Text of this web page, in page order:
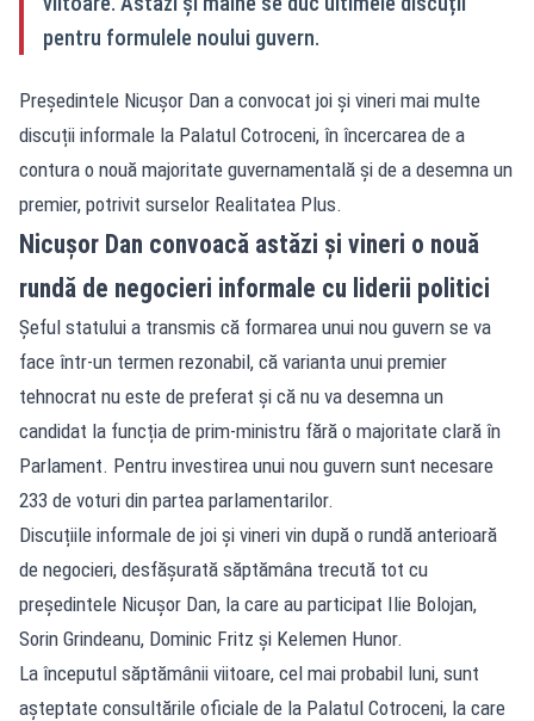
pentru formulele noului guvern.
Președintele Nicușor Dan a convocat joi și vineri mai multe
discuții informale la Palatul Cotroceni, în încercarea de a
contura o nouă majoritate guvernamentală și de a desemna un
premier, potrivit surselor Realitatea Plus.
Nicușor Dan convoacă astăzi și vineri o nouă
rundă de negocieri informale cu liderii politici
Șeful statului a transmis că formarea unui nou guvern se va
face într-un termen rezonabil, că varianta unui premier
tehnocrat nu este de preferat și că nu va desemna un
candidat la funcția de prim-ministru fără o majoritate clară în
Parlament. Pentru investirea unui nou guvern sunt necesare
233 de voturi din partea parlamentarilor.
Discuțiile informale de joi și vineri vin după o rundă anterioară
de negocieri, desfășurată săptămâna trecută tot cu
președintele Nicușor Dan, la care au participat Ilie Bolojan,
Sorin Grindeanu, Dominic Fritz și Kelemen Hunor.
La începutul săptămânii viitoare, cel mai probabil luni, sunt
așteptate consultările oficiale de la Palatul Cotroceni, la care